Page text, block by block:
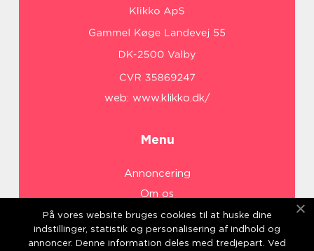
web: www.klikko.dk/
Menu
Annoncering
Om os
Cookies
Kontakt os
På vores website bruges cookies til at huske dine
indstillinger, statistik og personalisering af indhold og
annoncer. Denne information deles med tredjepart. Ved